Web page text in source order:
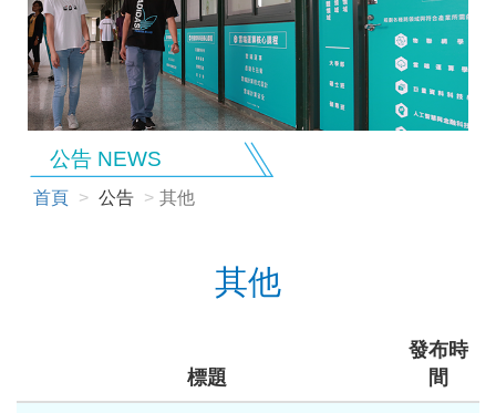
公告 NEWS
首頁 公告 其他
其他
標題
發布時
間